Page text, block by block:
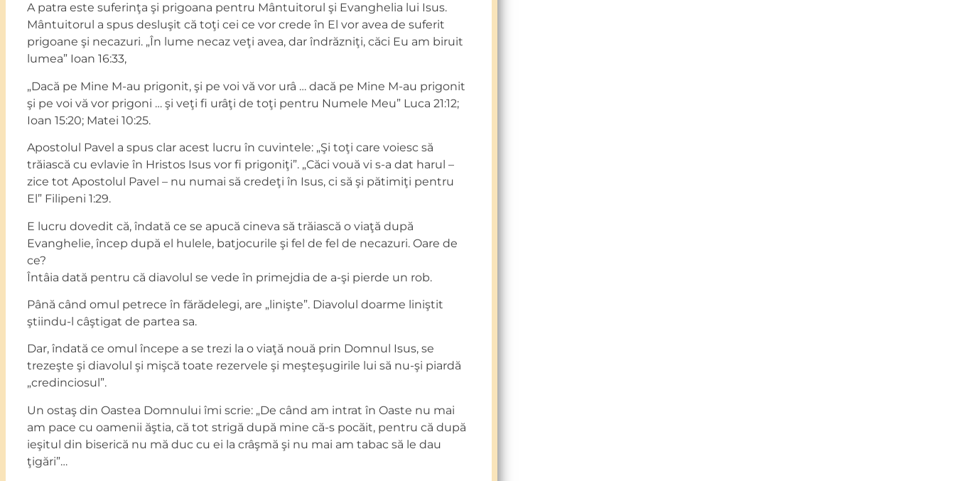
A patra este suferinţa şi prigoana pentru Mântuitorul şi Evanghelia lui Isus.
Mântuitorul a spus desluşit că toţi cei ce vor crede în El vor avea de suferit
prigoane şi necazuri. „În lume necaz veţi avea, dar îndrăzniţi, căci Eu am biruit
lumea” Ioan 16:33,
„Dacă pe Mine M-au prigonit, şi pe voi vă vor urâ … dacă pe Mine M-au prigonit
şi pe voi vă vor prigoni … şi veţi fi urâţi de toţi pentru Numele Meu” Luca 21:12;
Ioan 15:20; Matei 10:25.
Apostolul Pavel a spus clar acest lucru în cuvintele: „Şi toţi care voiesc să
trăiască cu evlavie în Hristos Isus vor fi prigoniţi”. „Căci vouă vi s-a dat harul –
zice tot Apostolul Pavel – nu numai să credeţi în Isus, ci să şi pătimiţi pentru
El” Filipeni 1:29.
E lucru dovedit că, îndată ce se apucă cineva să trăiască o viaţă după
Evanghelie, încep după el hulele, batjocurile şi fel de fel de necazuri. Oare de
ce?
Întâia dată pentru că diavolul se vede în primejdia de a-şi pierde un rob.
Până când omul petrece în fărădelegi, are „linişte”. Diavolul doarme liniştit
ştiindu-l câştigat de partea sa.
Dar, îndată ce omul începe a se trezi la o viaţă nouă prin Domnul Isus, se
trezeşte şi diavolul şi mişcă toate rezervele şi meşteşugirile lui să nu-şi piardă
„credinciosul”.
Un ostaş din Oastea Domnului îmi scrie: „De când am intrat în Oaste nu mai
am pace cu oamenii ăştia, că tot strigă după mine că-s pocăit, pentru că după
ieşitul din biserică nu mă duc cu ei la crâşmă şi nu mai am tabac să le dau
ţigări”…